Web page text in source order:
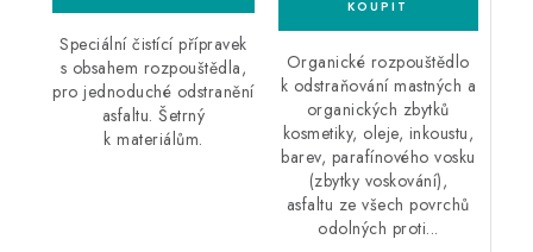
Speciální čistící přípravek
s obsahem rozpouštědla,
pro jednoduché odstranění
asfaltu. Šetrný
k materiálům.
Organické rozpouštědlo
k odstraňování mastných a
organických zbytků
kosmetiky, oleje, inkoustu,
barev, parafínového vosku
(zbytky voskování),
asfaltu ze všech povrchů
odolných proti...